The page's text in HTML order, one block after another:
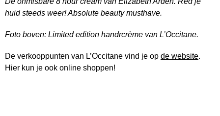
huid steeds weer! Absolute beauty musthave.
Foto boven: Limited edition handrcrème van L’Occitane.
De verkooppunten van L’Occitane vind je op de website.
Hier kun je ook online shoppen!